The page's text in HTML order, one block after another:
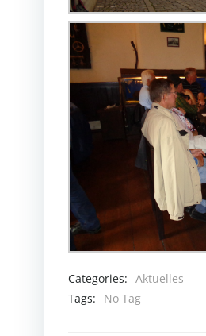
Categories: Aktuelles
Tags:
No Tag